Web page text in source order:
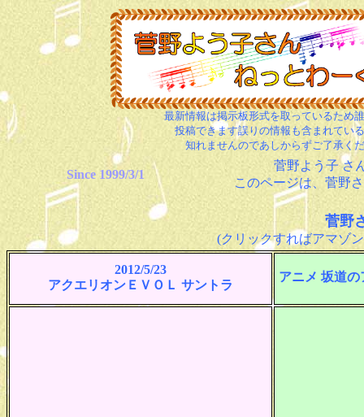
最新情報は掲示板形式を取っているため
投稿できます誤りの情報も含まれてい
知れませんのであしからずご了承く
Since 1999/3/1
菅野よう子 さ
このページは、菅野
菅野
(クリックすればアマゾ
2012/5/23
アクエリオンＥＶＯＬ サントラ
アニメ 坂道